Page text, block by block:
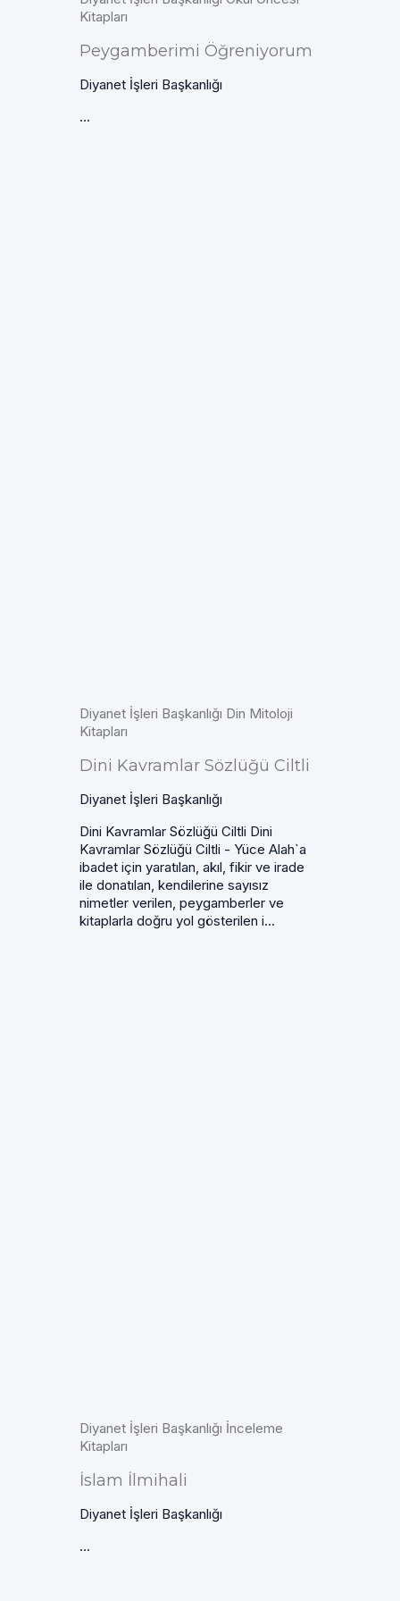
Kitapları
Peygamberimi Öğreniyorum
Diyanet İşleri Başkanlığı
...
Diyanet İşleri Başkanlığı Din Mitoloji
Kitapları
Dini Kavramlar Sözlüğü Ciltli
Diyanet İşleri Başkanlığı
Dini Kavramlar Sözlüğü Ciltli Dini
Kavramlar Sözlüğü Ciltli - Yüce Alah`a
ibadet için yaratılan, akıl, fikir ve irade
ile donatılan, kendilerine sayısız
nimetler verilen, peygamberler ve
kitaplarla doğru yol gösterilen i...
Diyanet İşleri Başkanlığı İnceleme
Kitapları
İslam İlmihali
Diyanet İşleri Başkanlığı
...